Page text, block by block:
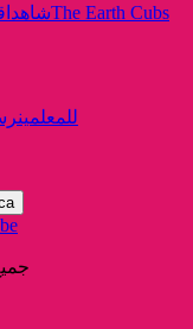
شاهدThe Earth Cubs
للمعلمين